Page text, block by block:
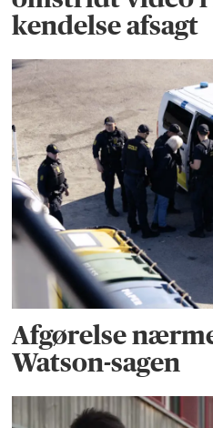
kendelse afsagt
Afgørelse
Watson-sagen